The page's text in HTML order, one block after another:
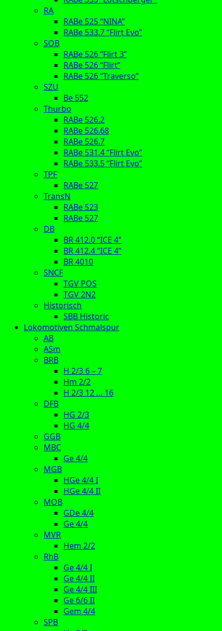
RA
RABe 525 “NINA”
RABe 533.7 “Flirt Evo”
SOB
RABe 526 “Flirt 3”
RABe 526 “Flirt”
RABe 526 “Traverso”
SZU
Be 552
Thurbo
RABe 526.2
RABe 526.68
RABe 526.7
RABe 531.4 “Flirt Evo”
RABe 533.5 “Flirt Evo”
TPF
RABe 527
TransN
RABe 523
RABe 527
DB
BR 412.0 “ICE 4”
BR 412.4 “ICE 4”
BR 4010
SNCF
TGV POS
TGV 2N2
Historisch
SBB Historic
Lokomotiven Schmalspur
AB
ASm
BRB
H 2/3 6 – 7
Hm 2/2
H 2/3 12 … 16
DFB
HG 2/3
HG 4/4
GGB
MBC
Ge 4/4
MGB
HGe 4/4 I
HGe 4/4 II
MOB
GDe 4/4
Ge 4/4
MVR
Hem 2/2
RhB
Ge 4/4 I
Ge 4/4 II
Ge 4/4 III
Ge 6/6 II
Gem 4/4
SPB